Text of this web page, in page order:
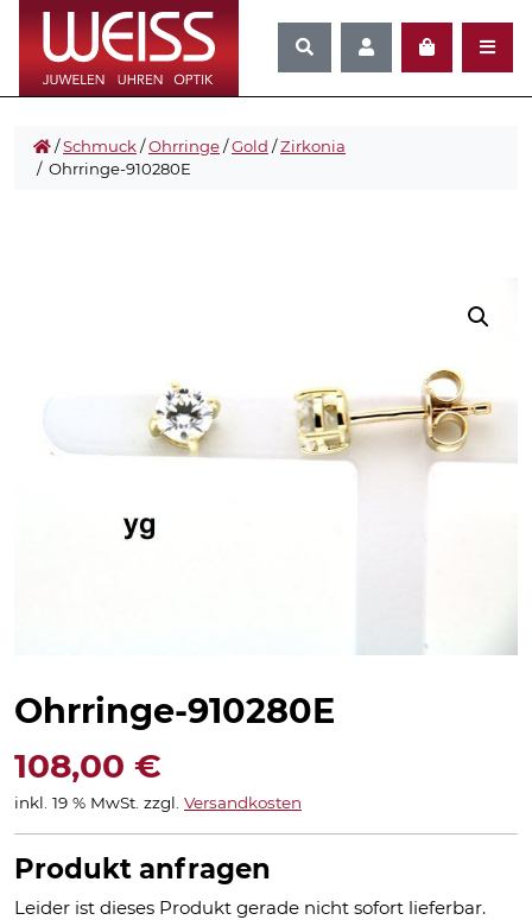
/Schmuck/Ohrringe/Gold /Zirkonia
/ Ohrringe-910280E
Ohrringe-910280E
108,00 €
inkl. 19 % MwSt. zzgl. Versandkosten
Produkt anfragen
Leider ist dieses Produkt gerade nicht sofort lieferbar.